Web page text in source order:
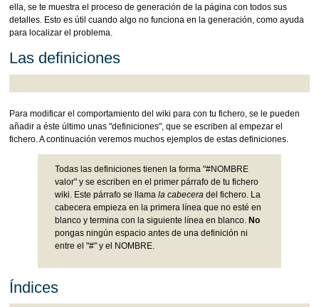
ella, se te muestra el proceso de generación de la página con todos sus
detalles. Esto es útil cuando algo no funciona en la generación, como ayuda
para localizar el problema.
Las definiciones
Para modificar el comportamiento del wiki para con tu fichero, se le pueden
añadir a éste último unas "definiciones", que se escriben al empezar el
fichero. A continuación veremos muchos ejemplos de estas definiciones.
Todas las definiciones tienen la forma "#NOMBRE
valor" y se escriben en el primer párrafo de tu fichero
wiki. Este párrafo se llama la cabeceradel fichero. La
cabecera empieza en la primera línea que no esté en
blanco y termina con la siguiente línea en blanco. No
pongas ningún espacio antes de una definición ni
entre el "#" y el NOMBRE.
Índices